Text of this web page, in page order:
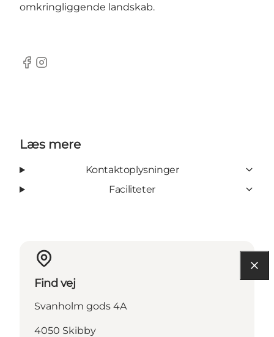
omkringliggende landskab.
Facebook
Instagram
Læs mere
Kontaktoplysninger
Faciliteter
Find vej
Svanholm gods 4A
4050 Skibby